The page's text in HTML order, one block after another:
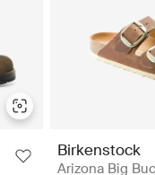
Birkenstock
Arizona Big